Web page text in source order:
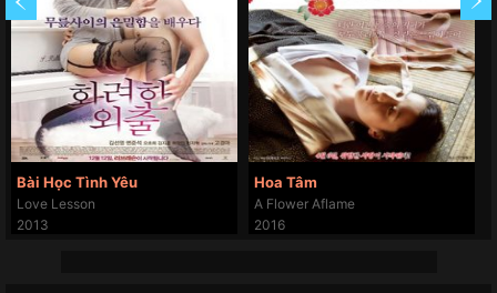
Bài Học Tình Yêu
Love Lesson
2013
Hoa Tâm
A Flower Aflame
2016